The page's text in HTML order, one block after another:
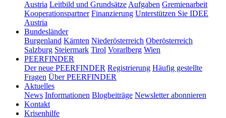
Austria Leitbild und Grundsätze Aufgaben Gremienarbeit
Kooperationspartner Finanzierung Unterstützen Sie IDEE
Austria
Bundesländer
Burgenland Kärnten Niederösterreich Oberösterreich
Salzburg Steiermark Tirol Vorarlberg Wien
PEERFINDER
Der neue PEERFINDER Registrierung Häufig gestellte
Fragen Über PEERFINDER
Aktuelles
News Informationen Blogbeiträge Newsletter abonnieren
Kontakt
Krisenhilfe